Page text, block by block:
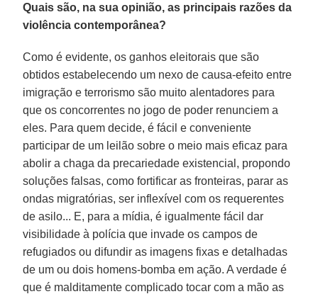
Quais são, na sua opinião, as principais razões da
violência contemporânea?
Como é evidente, os ganhos eleitorais que são
obtidos estabelecendo um nexo de causa-efeito entre
imigração e terrorismo são muito alentadores para
que os concorrentes no jogo de poder renunciem a
eles. Para quem decide, é fácil e conveniente
participar de um leilão sobre o meio mais eficaz para
abolir a chaga da precariedade existencial, propondo
soluções falsas, como fortificar as fronteiras, parar as
ondas migratórias, ser inflexível com os requerentes
de asilo... E, para a mídia, é igualmente fácil dar
visibilidade à polícia que invade os campos de
refugiados ou difundir as imagens fixas e detalhadas
de um ou dois homens-bomba em ação. A verdade é
que é malditamente complicado tocar com a mão as